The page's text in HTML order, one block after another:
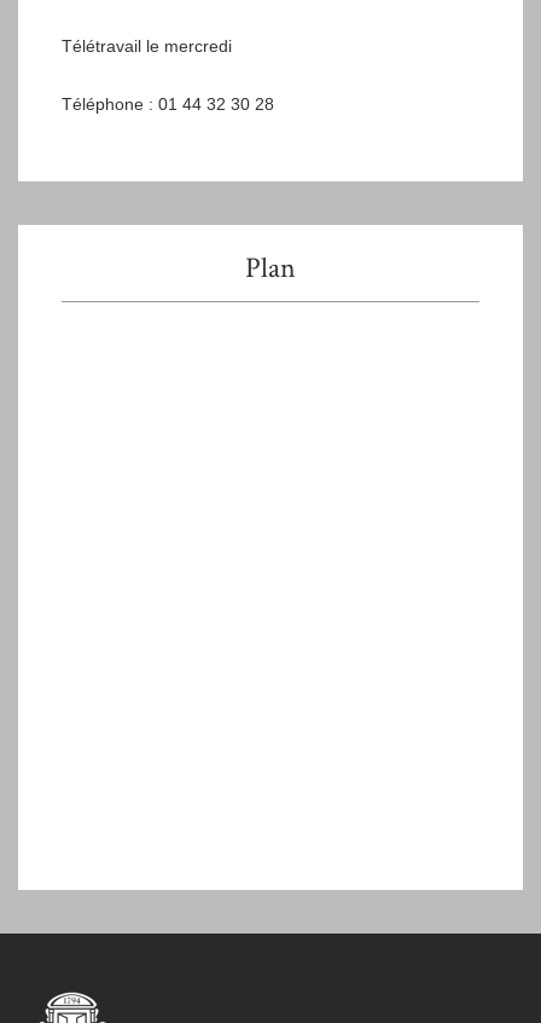
Télétravail le mercredi
Téléphone : 01 44 32 30 28
Plan